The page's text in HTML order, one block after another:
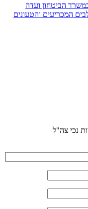
הביטחון ועדה
המכריעים והטעונים
נכי צה"ל